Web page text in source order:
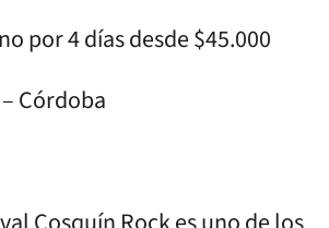
por 4 días desde $45.000
Córdoba